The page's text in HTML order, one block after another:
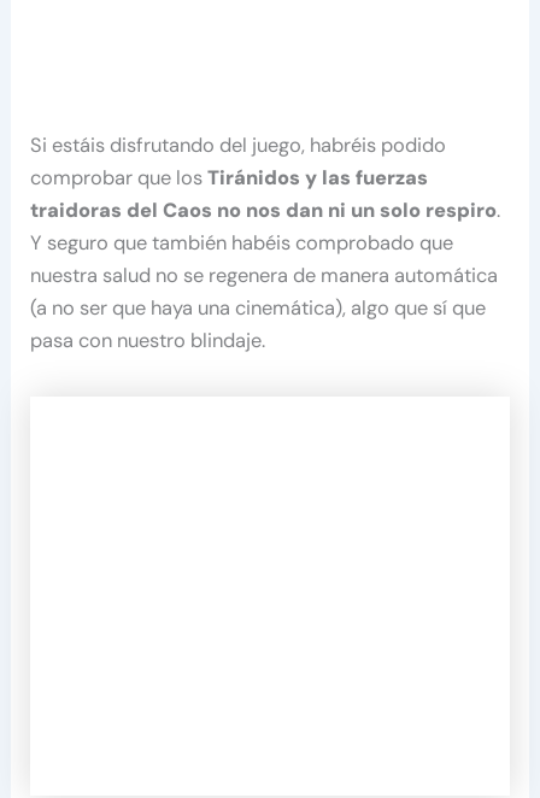
Si estáis disfrutando del juego, habréis podido
comprobar que losTiránidos y las fuerzas
traidoras del Caos no nos dan ni un solo respiro.
Y seguro que también habéis comprobado que
nuestra salud no se regenera de manera automática
(a no ser que haya una cinemática), algo que sí que
pasa con nuestro blindaje.